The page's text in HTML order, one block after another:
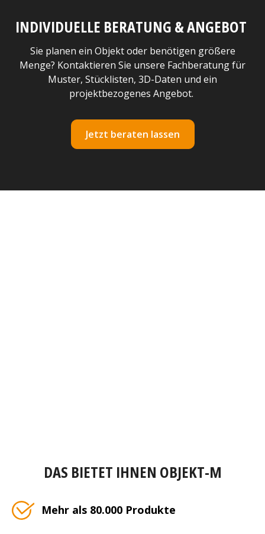
INDIVIDUELLE BERATUNG & ANGEBOT
Sie planen ein Objekt oder benötigen größere
Menge? Kontaktieren Sie unsere Fachberatung für
Muster, Stücklisten, 3D-Daten und ein
projektbezogenes Angebot.
Jetzt beraten lassen
DAS BIETET IHNEN OBJEKT-M
Mehr als 80.000 Produkte